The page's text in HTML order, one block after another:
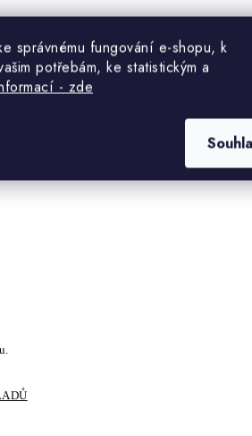
správnému fungování e-shopu, k
potřebám, ke statistickým a
- zde